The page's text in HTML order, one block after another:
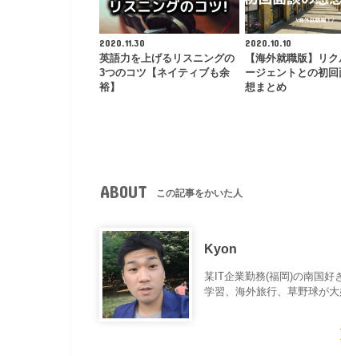
2020.11.30
英語力を上げるリスニングの
3つのコツ【ネイティブも余
裕】
2020.10.10
【海外就職版】リ
ージェントとの初
想まとめ
ABOUT この記事をかいた人
Kyon
某IT企業勤務(福岡)の南国好
学習、海外旅行、草野球が大